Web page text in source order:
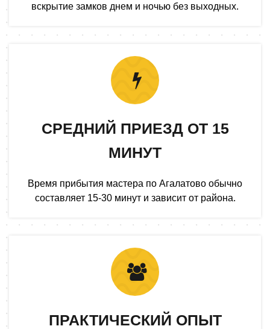
вскрытие замков днем и ночью без выходных.
СРЕДНИЙ ПРИЕЗД ОТ 15
МИНУТ
Время прибытия мастера по Агалатово обычно
составляет 15-30 минут и зависит от района.
ПРАКТИЧЕСКИЙ ОПЫТ